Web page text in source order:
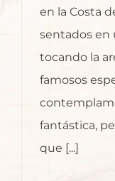
en la Costa
sentados en
tocando la
famosos
fantástica,
que [...]